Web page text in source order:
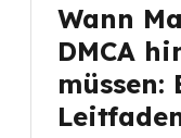
Wann
DMCA